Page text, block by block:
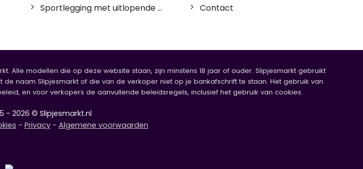
Sportlegging met uitlopende ...
Contact
Alle modellen die op deze website staan, zijn minstens 18 jaar of ouder. Slipjesmarkt gebruikt
naam Slipjesmarkt of die van de verkoper niet op je bankafschrift te staan. Het gebruik van
en voor verkopers de aanvullende beleidsregels, inclusief het gebruik van cookies.
- 2026 © Slipjesmarkt.nl
- Privacy - Algemene voorwaarden